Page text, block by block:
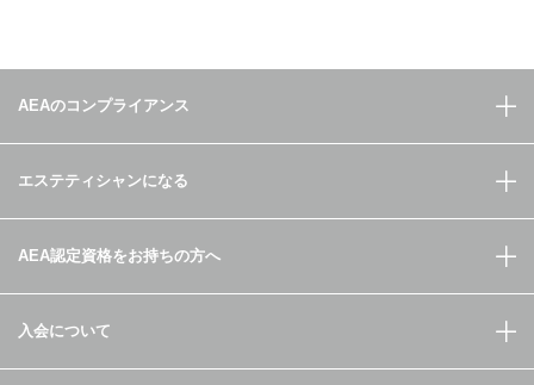
AEAのコンプライアンス
エステティシャンになる
AEA認定資格をお持ちの方へ
入会について